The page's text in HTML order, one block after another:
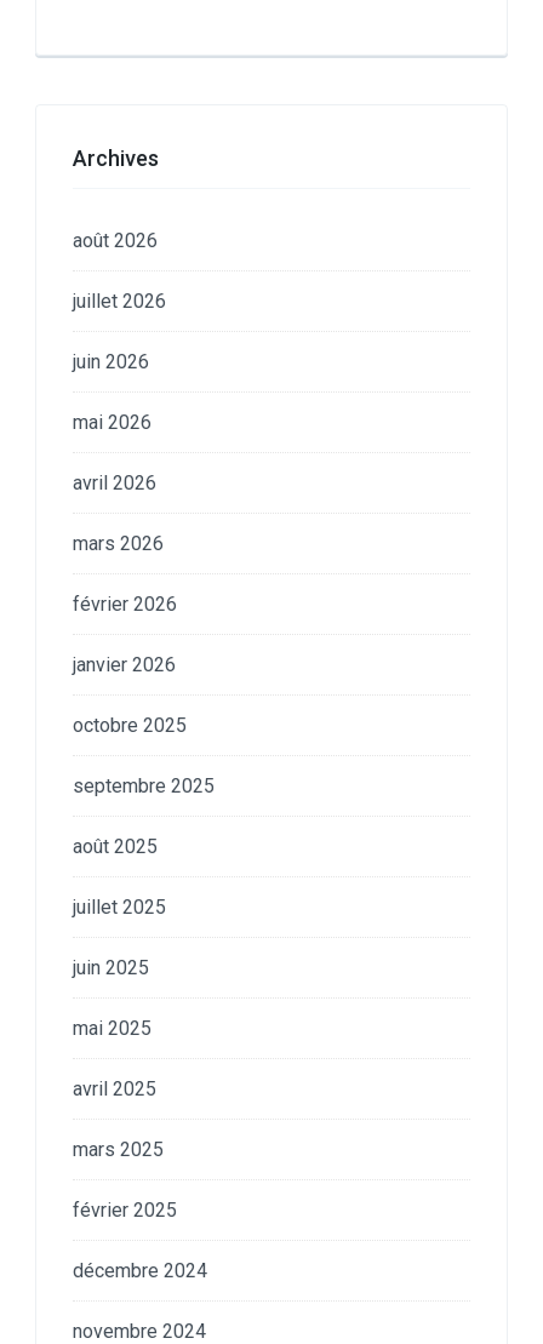
Archives
août 2026
juillet 2026
juin 2026
mai 2026
avril 2026
mars 2026
février 2026
janvier 2026
octobre 2025
septembre 2025
août 2025
juillet 2025
juin 2025
mai 2025
avril 2025
mars 2025
février 2025
décembre 2024
novembre 2024